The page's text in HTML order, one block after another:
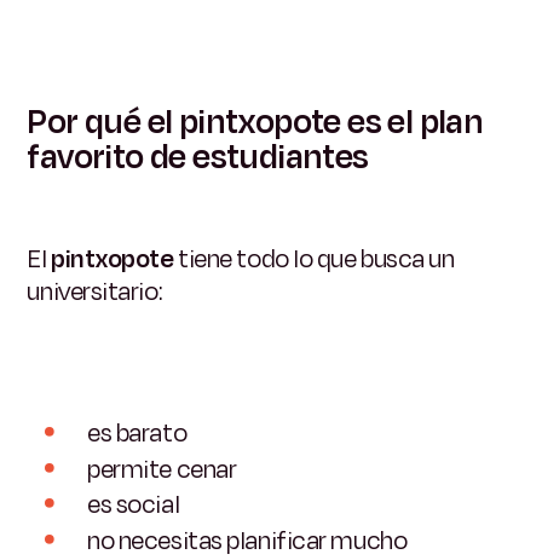
Por qué el pintxopote es el plan
favorito de estudiantes
Elpintxopotetiene todo lo que busca un
universitario:
es barato
permite cenar
es social
no necesitas planificar mucho